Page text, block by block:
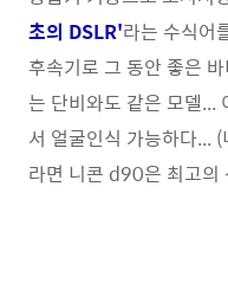
초의 DSLR'라는 수식어
후속기로 그 동안 좋은
는 단비와도 같은 모델...
서 얼굴인식 가능하다...
라면 니콘 d90은 최고의